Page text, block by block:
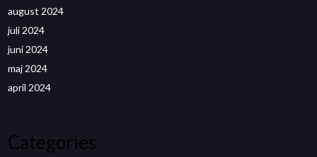
august 2024
juli 2024
juni 2024
maj 2024
april 2024
Categories